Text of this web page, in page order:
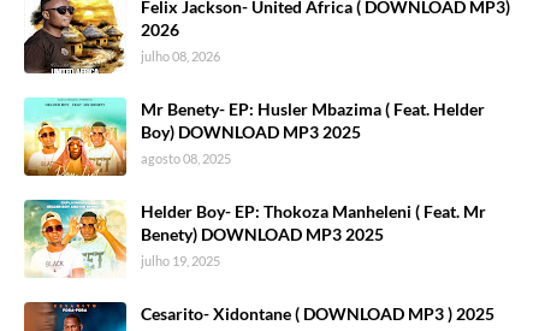
Felix Jackson- United Africa ( DOWNLOAD MP3)
2026
julho 08, 2026
Mr Benety- EP: Husler Mbazima ( Feat. Helder
Boy) DOWNLOAD MP3 2025
agosto 08, 2025
Helder Boy- EP: Thokoza Manheleni ( Feat. Mr
Benety) DOWNLOAD MP3 2025
julho 19, 2025
Cesarito- Xidontane ( DOWNLOAD MP3 ) 2025